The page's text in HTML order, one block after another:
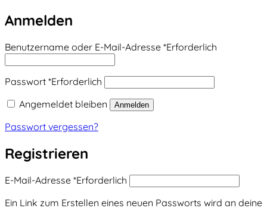
Anmelden
Benutzername oder E-Mail-Adresse *Erforderlich
Passwort *Erforderlich
Angemeldet bleiben
Anmelden
Passwort vergessen?
Registrieren
E-Mail-Adresse *Erforderlich
Ein Link zum Erstellen eines neuen Passworts wird an deine